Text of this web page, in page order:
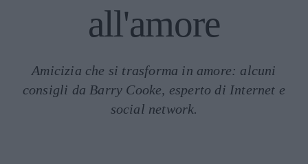
all'amore
Amicizia che si trasforma in amore: alcuni
consigli da Barry Cooke, esperto di Internet e
social network.